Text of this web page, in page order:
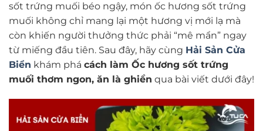
sốt trứng muối béo ngậy, món ốc hương sốt trứng
muối không chỉ mang lại một hương vị mới lạ mà
còn khiến người thưởng thức phải “mê mẩn” ngay
từ miếng đầu tiên. Sau đây, hãy cùng Hải Sản Cửa
Biển khám phá cách làm Ốc hương sốt trứng
muối thơm ngon, ăn là ghiền qua bài viết dưới đây!